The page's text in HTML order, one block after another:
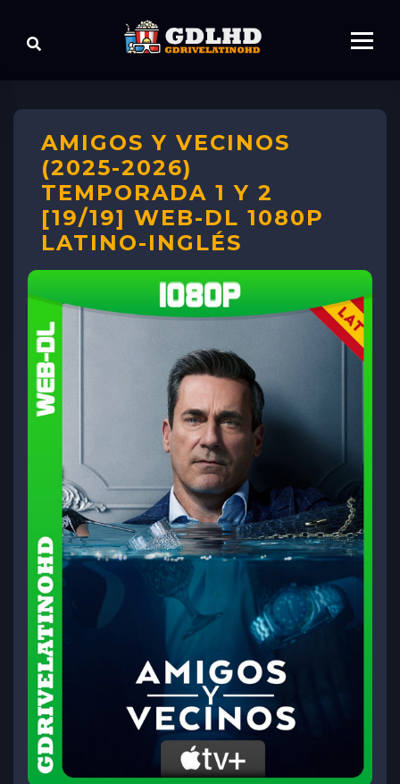
AMIGOS Y VECINOS
(2025-2026)
TEMPORADA 1 Y 2
[19/19] WEB-DL 1080P
LATINO-INGLÉS